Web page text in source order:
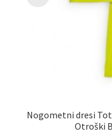
Nogometni dresi
Otroški